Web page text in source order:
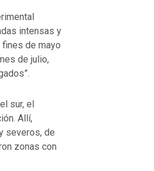
intensas y
fines de mayo
de julio,
sur, el
Allí,
severos, de
zonas con